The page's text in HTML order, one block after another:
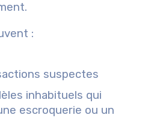
:
suspectes
inhabituels qui
escroquerie ou un